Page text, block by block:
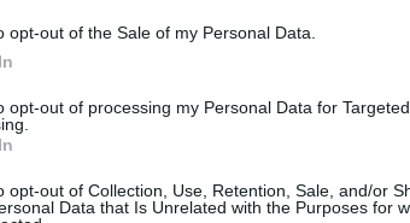
opt-out of the Sale of my Personal Data.
opt-out of processing my Personal Data for Targeted
opt-out of Collection, Use, Retention, Sale, and/or
Data that Is Unrelated with the Purposes for